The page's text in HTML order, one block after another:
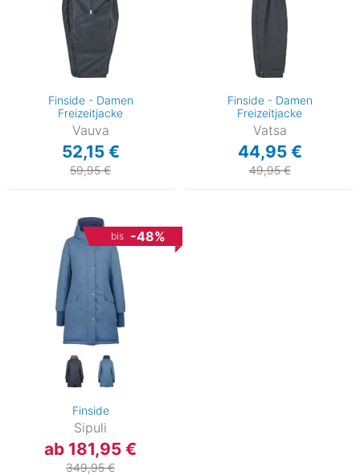
Finside - Damen
Freizeitjacke
Vauva
52,15 €
59,95 €
Finside - Damen
Freizeitjacke
Vatsa
44,95 €
49,95 €
bis -48%
Finside
Sipuli
ab 181,95 €
349,95 €